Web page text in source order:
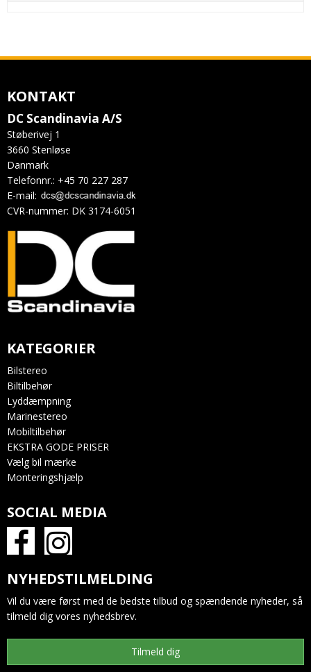
KONTAKT
DC Scandinavia A/S
Støberivej 1
3660 Stenløse
Danmark
Telefonnr.: +45 70 227 287
E-mail:
CVR-nummer: DK 3174-6051
KATEGORIER
Bilstereo
Biltilbehør
Lyddæmpning
Marinestereo
Mobiltilbehør
EKSTRA GODE PRISER
Vælg bil mærke
Monteringshjælp
SOCIAL MEDIA
NYHEDSTILMELDING
Vil du være først med de bedste tilbud og spændende nyheder, så
tilmeld dig vores nyhedsbrev.
Tilmeld dig